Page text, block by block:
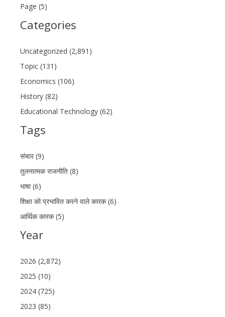
Page (5)
Categories
Uncategorized (2,891)
Topic (131)
Economics (106)
History (82)
Educational Technology (62)
Tags
संचार (9)
तुलनात्मक राजनीति (8)
भाषा (6)
शिक्षा को प्रभावित करने वाले कारक (6)
आर्थिक कारक (5)
Year
2026 (2,872)
2025 (10)
2024 (725)
2023 (85)